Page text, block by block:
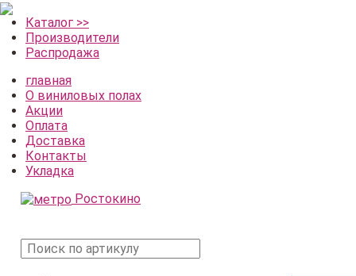
Каталог >>
Производители
Распродажа
главная
О виниловых полах
Акции
Оплата
Доставка
Контакты
Укладка
Ростокино